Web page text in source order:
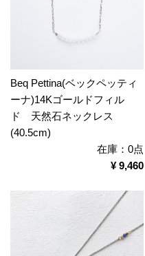
Beq Pettina(ベックペッティ
ーナ)14Kゴールドフィル
ド 天然石ネックレス
(40.5cm)
在庫：0点
¥ 9,460